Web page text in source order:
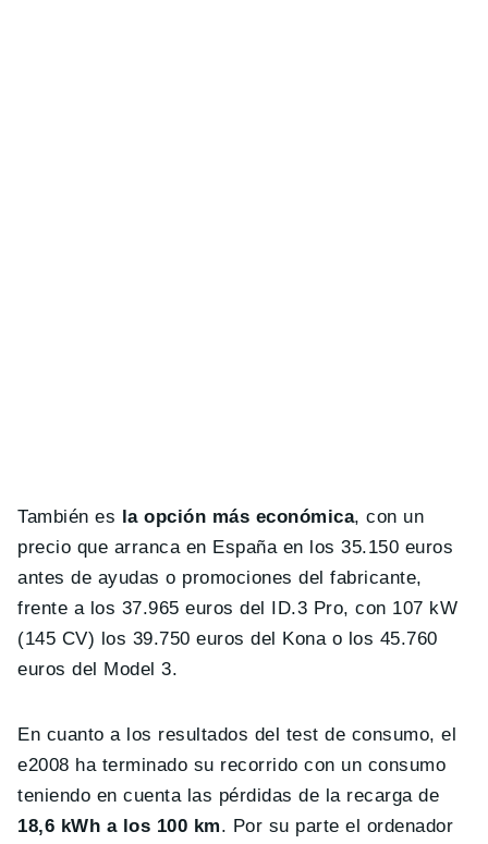
También es la opción más económica, con un
precio que arranca en España en los 35.150 euros
antes de ayudas o promociones del fabricante,
frente a los 37.965 euros del ID.3 Pro, con 107 kW
(145 CV) los 39.750 euros del Kona o los 45.760
euros del Model 3.
En cuanto a los resultados del test de consumo, el
e2008 ha terminado su recorrido con un consumo
teniendo en cuenta las pérdidas de la recarga de
18,6 kWh a los 100 km. Por su parte el ordenador